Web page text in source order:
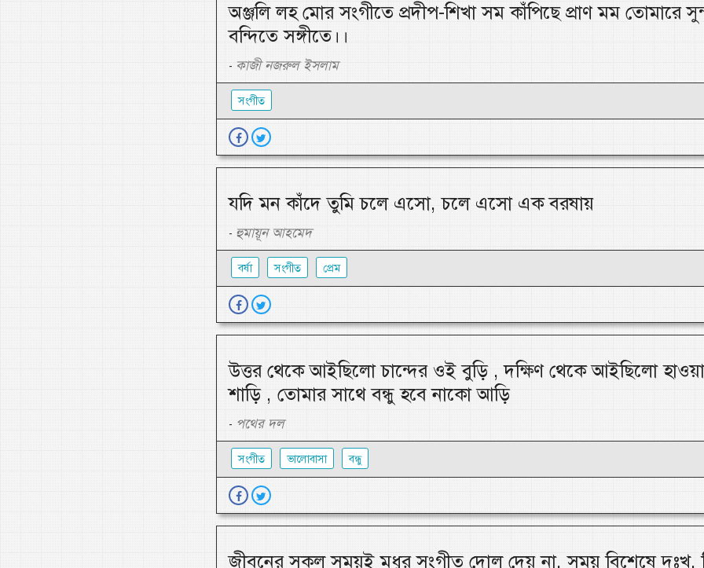
অঞ্জলি লহ মোর সংগীতে প্রদীপ-শিখা সম কাঁপিছে প্রাণ মম তোমারে
বন্দিতে সঙ্গীতে।।
- কাজী নজরুল ইসলাম
সংগীত
যদি মন কাঁদে তুমি চলে এসো, চলে এসো এক বরষায়
- হুমায়ূন আহমেদ
বর্ষা সংগীত প্রেম
উত্তর থেকে আইছিলো চান্দের ওই বুড়ি , দক্ষিণ থেকে আইছিলো
শাড়ি , তোমার সাথে বন্ধু হবে নাকো আড়ি
- পথের দল
সংগীত ভালোবাসা বন্ধু
জীবনের সকল সময়ই মধুর সংগীত দোল দেয় না, সময় বিশেষে দুঃখ,